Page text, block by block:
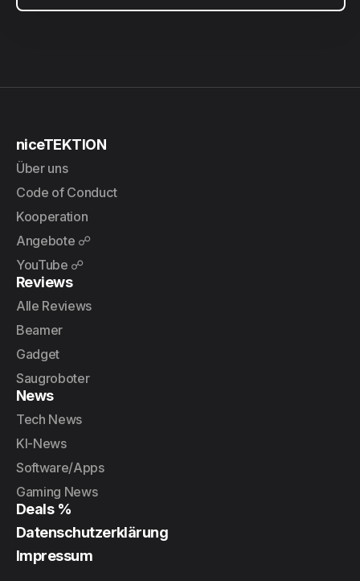
niceTEKTION
Über uns
Code of Conduct
Kooperation
Angebote ☍
YouTube ☍
Reviews
Alle Reviews
Beamer
Gadget
Saugroboter
News
Tech News
KI-News
Software/Apps
Gaming News
Deals %
Datenschutzerklärung
Impressum